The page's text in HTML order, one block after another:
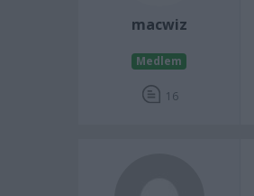
macwiz
Medlem
16